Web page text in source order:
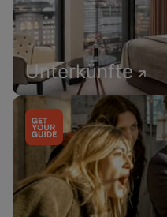
Unterkünfte